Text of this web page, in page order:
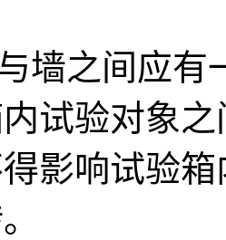
之间应有
试验对象
影响试验